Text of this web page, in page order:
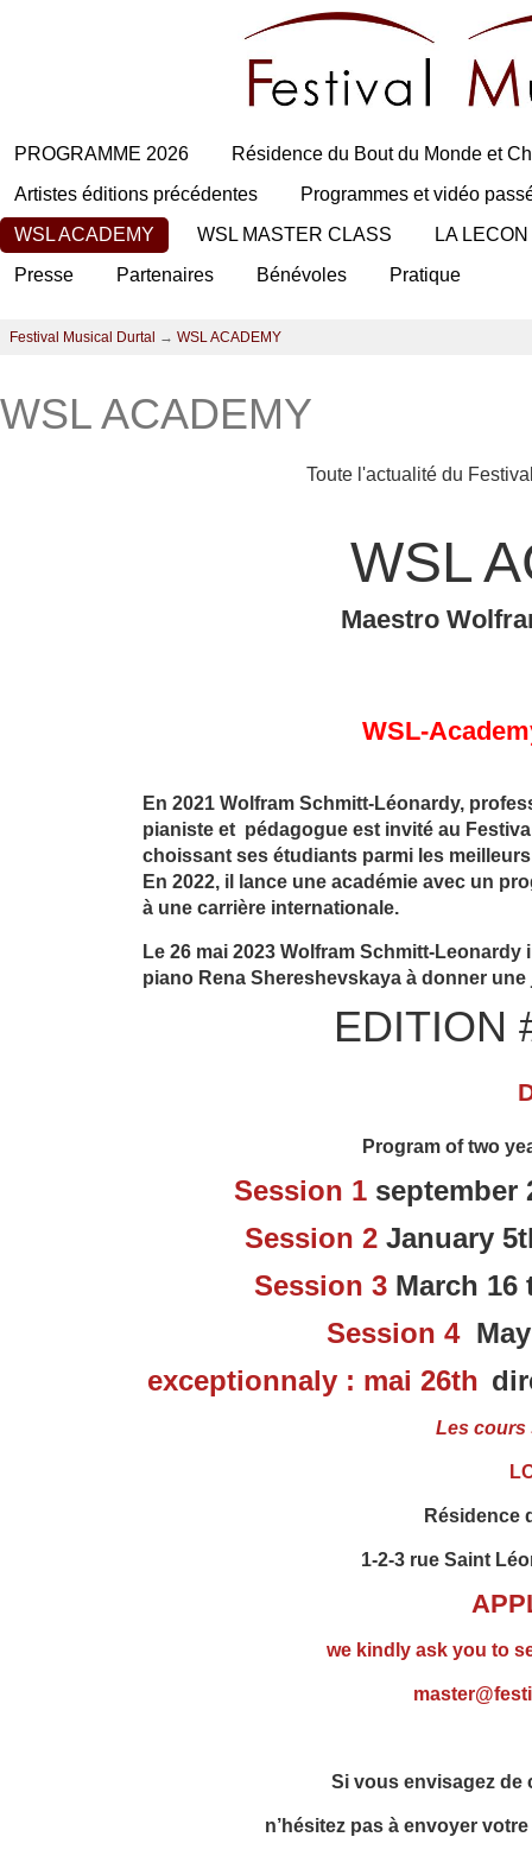
PROGRAMME 2026
Résidence du Bout du Monde et
Artistes éditions précédentes
Programmes et vidéo
WSL ACADEMY
WSL MASTER CLASS
LA
Presse
Partenaires Bénévoles Pratique
Festival Musical Durtal → WSL ACADEMY
WSL ACADEMY
Toute l'actualité du
WSL
Maestro
WSL-
En 2021 Wolfram Schmitt-Léonardy,
pianiste et pédagogue est invité au
choissant ses étudiants parmi les
En 2022, il lance une académie avec un
à une carrière internationale.
Le 26 mai 2023 Wolfram Schmitt-
piano Rena Shereshevskaya à donner
EDITION
Program of two
Session 1 september
Session 2January
Session 3 March
Session 4May
exceptionnaly : mai 26th
Les cours
Résidence
1-2-3 rue Saint
we kindly ask you to
Si vous envisagez de
n’hésitez pas à envoyer